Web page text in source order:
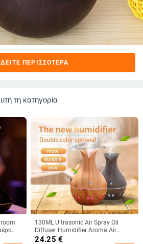
ΔΕΊΤΕ ΠΕΡΙΣΣΌΤΕΡΑ
τη κατηγορία
130ML Ultrasonic Air Spray Oil
Diffuser Humidifier Aroma Air
Conditioning Humidifier Wood
24.25 €